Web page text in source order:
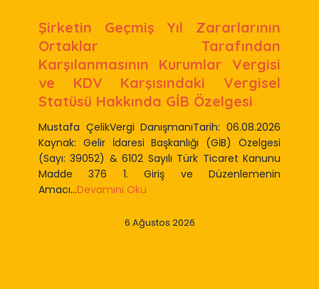
Şirketin Geçmiş Yıl Zararlarının
Ortaklar Tarafından
Karşılanmasının Kurumlar Vergisi
ve KDV Karşısındaki Vergisel
Statüsü Hakkında GİB Özelgesi
Mustafa ÇelikVergi DanışmanıTarih: 06.08.2026
Kaynak: Gelir İdaresi Başkanlığı (GİB) Özelgesi
(Sayı: 39052) & 6102 Sayılı Türk Ticaret Kanunu
Madde 376 1. Giriş ve Düzenlemenin
Amacı...Devamını Oku
6 Ağustos 2026